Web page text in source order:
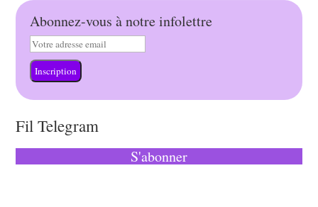
Abonnez-vous à notre infolettre
Inscription
Fil Telegram
S'abonner